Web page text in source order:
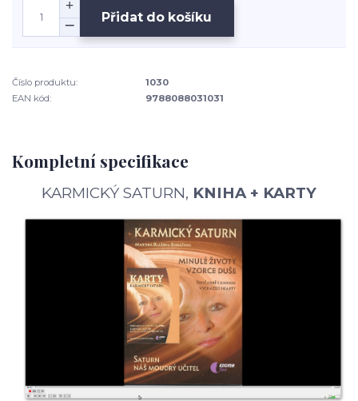
Přidat do košíku
Číslo produktu:
1030
EAN kód:
9788088031031
Kompletní specifikace
KARMICKÝ SATURN, KNIHA + KARTY